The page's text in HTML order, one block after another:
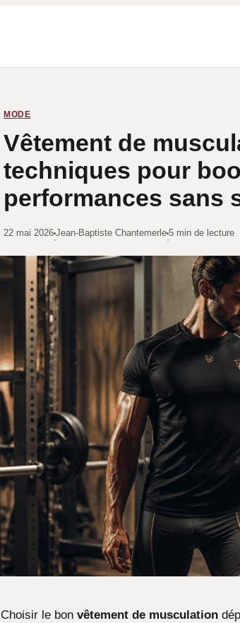
MODE
Vêtement de
techniques pour
performances sans
22 mai 2026
·
Jean-Baptiste Chantemerle
·
5 min de lecture
Choisir le bon vêtement de musculation